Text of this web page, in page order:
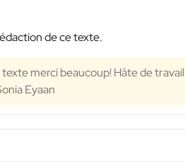
de ce texte.
merci beaucoup! Hâte de
Eyaan